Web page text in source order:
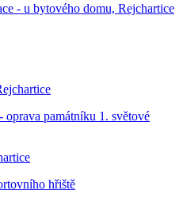
- u bytového domu, Rejchartice
oprava památníku 1. světové
hřiště